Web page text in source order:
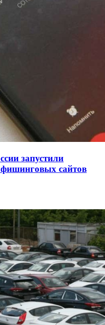
в Центральном
переполох“
экспорт:
млн долларов
запустили
сайтов